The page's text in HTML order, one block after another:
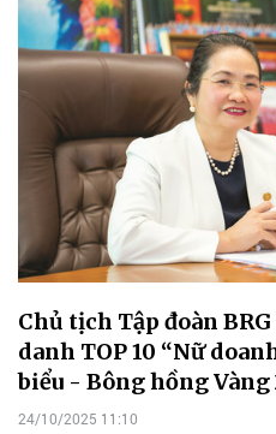
Chủ tịch Tập đoàn
danh TOP 10 “Nữ
biểu - Bông hồng Vàng
24/10/2025 11:10